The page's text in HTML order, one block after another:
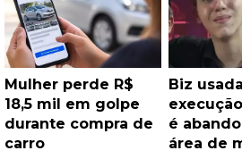
Mulher perde R$
18,5 mil em golpe
durante compra de
carro
Biz
é
área de